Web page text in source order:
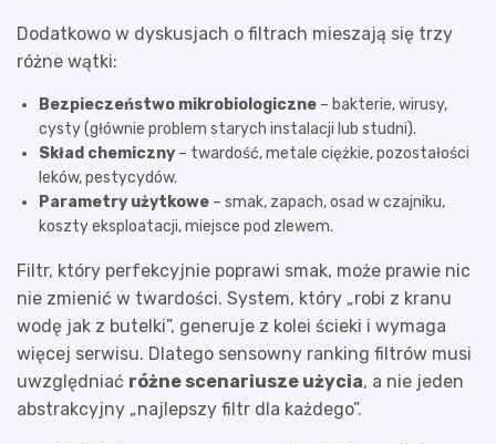
Dodatkowo w dyskusjach o filtrach mieszają się trzy
różne wątki:
Bezpieczeństwo mikrobiologiczne – bakterie, wirusy,
cysty (głównie problem starych instalacji lub studni).
Skład chemiczny – twardość, metale ciężkie, pozostałości
leków, pestycydów.
Parametry użytkowe – smak, zapach, osad w czajniku,
koszty eksploatacji, miejsce pod zlewem.
Filtr, który perfekcyjnie poprawi smak, może prawie nic
nie zmienić w twardości. System, który „robi z kranu
wodę jak z butelki”, generuje z kolei ścieki i wymaga
więcej serwisu. Dlatego sensowny ranking filtrów musi
uwzględniać różne scenariusze użycia, a nie jeden
abstrakcyjny „najlepszy filtr dla każdego”.